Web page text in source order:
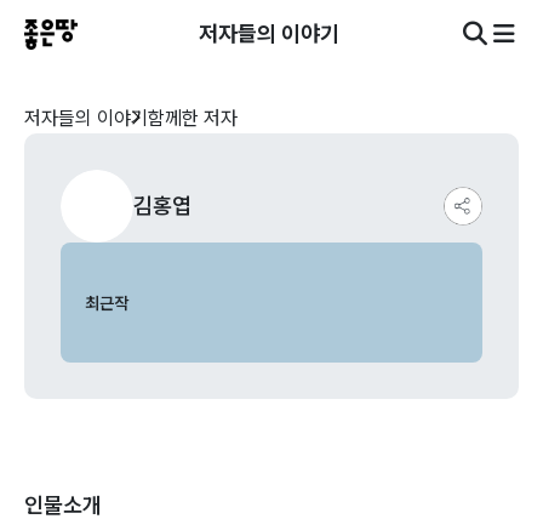
저자들의 이야기
저자들의 이야기 함께한 저자
김홍엽
최근작
인물소개